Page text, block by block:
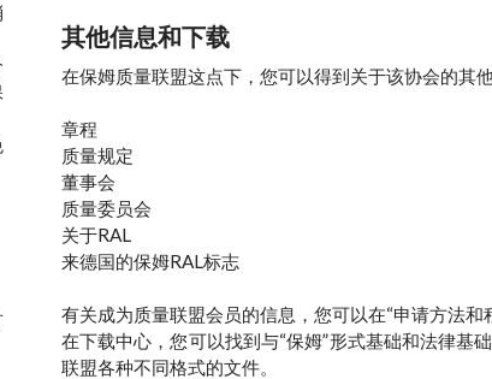
其他信息和下载
在保姆质量联盟这点下，您可以得到关于该协会的其
章程
质量规定
董事会
质量委员会
关于RAL
来德国的保姆RAL标志
有关成为质量联盟会员的信息，您可以在“申请方法和
在下载中心，您可以找到与“保姆”形式基础和法律基
联盟各种不同格式的文件。